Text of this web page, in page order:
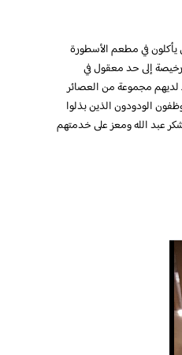
خلال زيارتنا لألعاب القوى ألعاب القوى أبطال سبتمبر 2019. ونحن يأكلون في مطعم الأسطورة
إلى حد معقول في
لديهم مجموعة من العصائر
الودودون الذين بذلوا
عبد الله ومعز على خدمتهم